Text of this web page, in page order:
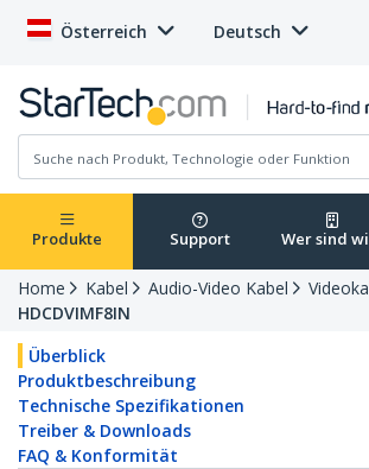
Österreich Deutsch
Produkte Support Wer sind
Home Kabel Audio-Video Kabel
HDCDVIMF8IN
Überblick
Produktbeschreibung
Technische Spezifikationen
Treiber & Downloads
FAQ & Konformität